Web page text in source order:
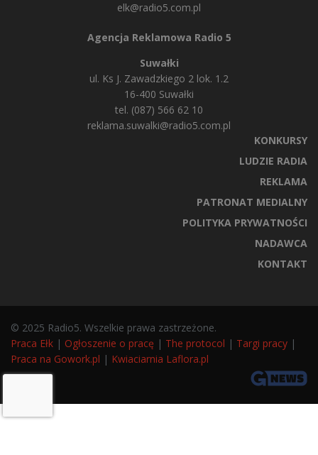
elk@radio5.com.pl
Agencja Reklamowa Radio 5
Suwałki
ul. Ks J. Zawadzkiego 2 lok. 1.2
16-400 Suwałki
tel. (087) 566 62 10
reklama.suwalki@radio5.com.pl
KONKURSY
LUDZIE RADIA
REKLAMA
PATRONAT MEDIALNY
POLITYKA PRYWATNOŚCI
NADAWCA
KONTAKT
© 2025 Radio5. Wszelkie prawa zastrzeżone.
Praca Ełk | Ogłoszenie o pracę | The protocol | Targi pracy |
Praca na Gowork.pl | Kwiaciarnia Laflora.pl